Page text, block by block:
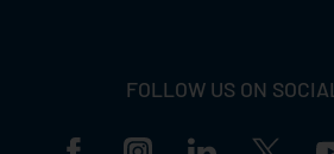
FOLLOW US ON